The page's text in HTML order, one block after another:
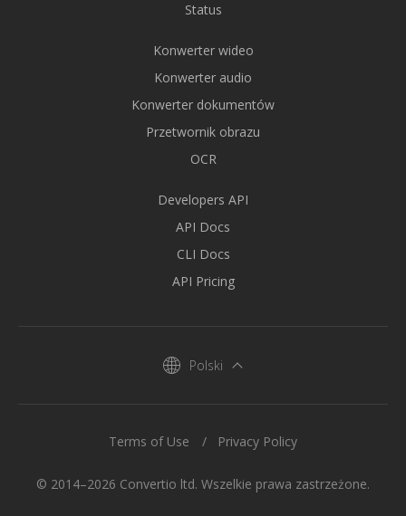
Status
Konwerter wideo
Konwerter audio
Konwerter dokumentów
Przetwornik obrazu
OCR
Developers API
API Docs
CLI Docs
API Pricing
Polski
© 2014–2026 Convertio ltd. Wszelkie prawa zastrzeżone.
Terms of Use Privacy Policy